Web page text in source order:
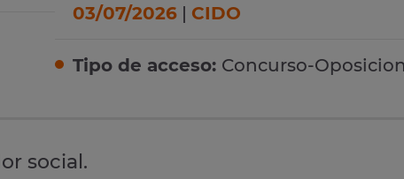
03/07/2026 | CIDO
Tipo de acceso: Concurso-Oposicion
social.